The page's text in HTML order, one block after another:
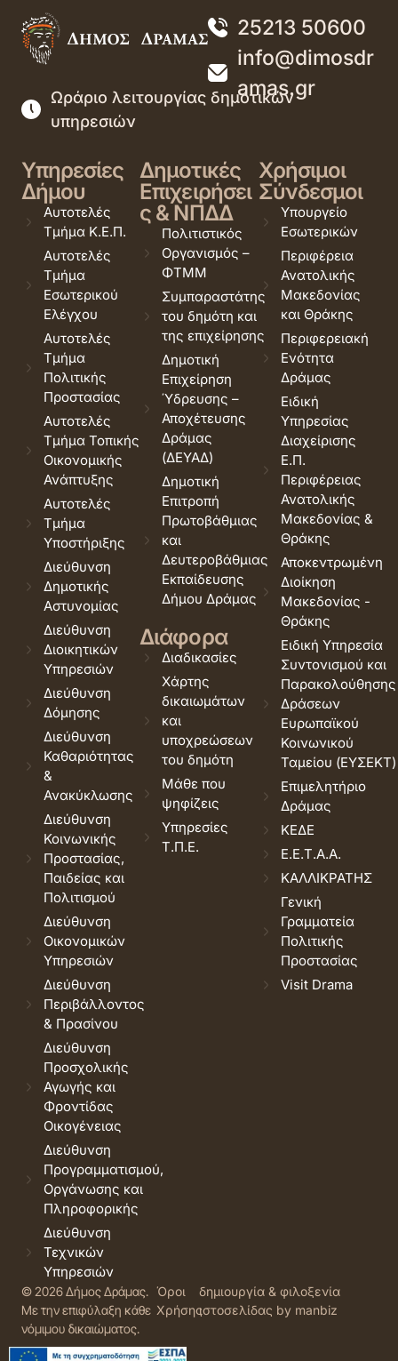
25213 50600
info@dimosdr
amas.gr
Ωράριο λειτουργίας δημοτικών
υπηρεσιών
Υπηρεσίες
Δήμου
Αυτοτελές
Τμήμα Κ.Ε.Π.
Αυτοτελές
Τμήμα
Εσωτερικού
Ελέγχου
Αυτοτελές
Τμήμα
Πολιτικής
Προστασίας
Αυτοτελές
Τμήμα Τοπικής
Οικονομικής
Ανάπτυξης
Αυτοτελές
Τμήμα
Υποστήριξης
Διεύθυνση
Δημοτικής
Αστυνομίας
Διεύθυνση
Διοικητικών
Υπηρεσιών
Διεύθυνση
Δόμησης
Διεύθυνση
Καθαριότητας
&
Ανακύκλωσης
Διεύθυνση
Κοινωνικής
Προστασίας,
Παιδείας και
Πολιτισμού
Διεύθυνση
Οικονομικών
Υπηρεσιών
Διεύθυνση
Περιβάλλοντος
& Πρασίνου
Διεύθυνση
Προσχολικής
Αγωγής και
Φροντίδας
Οικογένειας
Διεύθυνση
Προγραμματισμού,
Οργάνωσης και
Πληροφορικής
Διεύθυνση
Τεχνικών
Υπηρεσιών
Δημοτικές
Επιχειρήσει
ς & ΝΠΔΔ
Πολιτιστικός
Οργανισμός –
ΦΤΜΜ
Συμπαραστάτης
του δημότη και
της επιχείρησης
Δημοτική
Επιχείρηση
Ύδρευσης –
Αποχέτευσης
Δράμας
(ΔΕΥΑΔ)
Δημοτική
Επιτροπή
Πρωτοβάθμιας
και
Δευτεροβάθμιας
Εκπαίδευσης
Δήμου Δράμας
Διάφορα
Διαδικασίες
Χάρτης
δικαιωμάτων
και
υποχρεώσεων
του δημότη
Μάθε που
ψηφίζεις
Υπηρεσίες
Τ.Π.Ε.
Χρήσιμοι
Σύνδεσμοι
Υπουργείο
Εσωτερικών
Περιφέρεια
Ανατολικής
Μακεδονίας
και Θράκης
Περιφερειακή
Ενότητα
Δράμας
Ειδική
Υπηρεσίας
Διαχείρισης
Ε.Π.
Περιφέρειας
Ανατολικής
Μακεδονίας &
Θράκης
Αποκεντρωμένη
Διοίκηση
Μακεδονίας -
Θράκης
Ειδική Υπηρεσία
Συντονισμού και
Παρακολούθησης
Δράσεων
Ευρωπαϊκού
Κοινωνικού
Ταμείου (ΕΥΣΕΚΤ)
Επιμελητήριο
Δράμας
ΚΕΔΕ
Ε.Ε.Τ.Α.Α.
ΚΑΛΛΙΚΡΑΤΗΣ
Γενική
Γραμματεία
Πολιτικής
Προστασίας
Visit Drama
© 2026 Δήμος Δράμας.
Με την επιφύλαξη κάθε
νόμιμου δικαιώματος.
Όροι
Χρήσης
δημιουργία & φιλοξενία
ιστοσελίδας by manbiz